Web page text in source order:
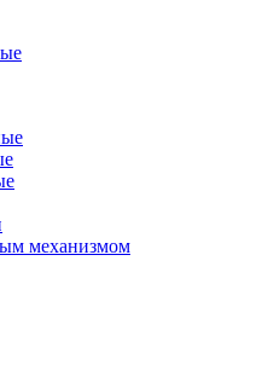
механизмом